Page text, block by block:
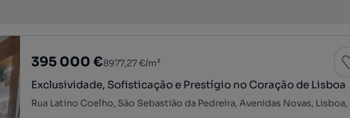
395 000 €8977,27 €/m²
Exclusividade, Sofisticação e Prestígio no Coração de Lisboa